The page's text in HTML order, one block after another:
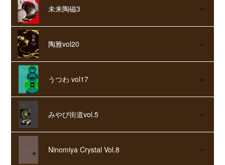
未来陶磁3
陶雅vol20
うつわ vol17
みやび街道vol.5
Ninomiya Crystal Vol.8